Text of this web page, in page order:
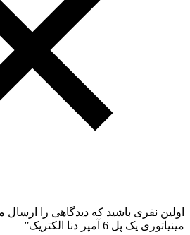
اولین نفری باشید که دیدگاهی را ارسال
مینیاتوری یک پل 6 آمپر دنا الکتریک”